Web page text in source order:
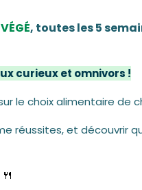
, toutes les 5
curieux et omnivors !
le choix alimentaire de
réussites, et découvrir
🍴